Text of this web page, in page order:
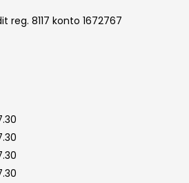
reg. 8117 konto 1672767